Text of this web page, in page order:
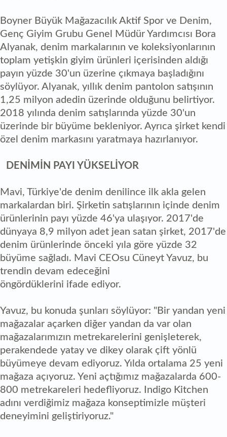
Boyner Büyük Mağazacılık Aktif Spor ve Denim,
Genç Giyim Grubu Genel Müdür Yardımcısı Bora
Alyanak, denim markalarının ve koleksiyonlarının
toplam yetişkin giyim ürünleri içerisinden aldığı
payın yüzde 30'un üzerine çıkmaya başladığını
söylüyor. Alyanak, yıllık denim pantolon satışının
1,25 milyon adedin üzerinde olduğunu belirtiyor.
2018 yılında denim satışlarında yüzde 30'un
üzerinde bir büyüme bekleniyor. Ayrıca şirket kendi
özel denim markasını yaratmaya hazırlanıyor.
DENİMİN PAYI YÜKSELİYOR
Mavi, Türkiye'de denim denilince ilk akla gelen
markalardan biri. Şirketin satışlarının içinde denim
ürünlerinin payı yüzde 46'ya ulaşıyor. 2017'de
dünyaya 8,9 milyon adet jean satan şirket, 2017'de
denim ürünlerinde önceki yıla göre yüzde 32
büyüme sağladı. Mavi CEOsu Cüneyt Yavuz, bu
trendin devam edeceğini
öngördüklerini ifade ediyor.
Yavuz, bu konuda şunları söylüyor: "Bir yandan yeni
mağazalar açarken diğer yandan da var olan
mağazalarımızın metrekarelerini genişleterek,
perakendede yatay ve dikey olarak çift yönlü
büyümeye devam ediyoruz. Yılda ortalama 25 yeni
mağaza açıyoruz. Yeni açtığımız mağazalarda 600-
800 metrekareleri hedefliyoruz. Indigo Kitchen
adını verdiğimiz mağaza konseptimizle müşteri
deneyimini geliştiriyoruz."